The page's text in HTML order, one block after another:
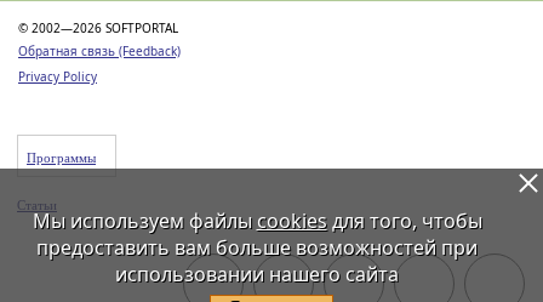
© 2002—2026 SOFTPORTAL
Обратная связь (Feedback)
Privacy Policy
Программы
Статьи
Мы используем файлы cookiesдля того, чтобы
предоставить вам больше возможностей при
использовании нашего сайта